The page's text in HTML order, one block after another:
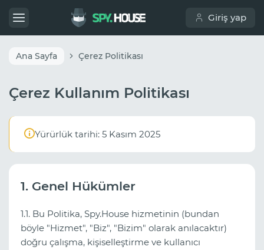
Giriş yap
Ana Sayfa Çerez Politikası
Çerez Kullanım Politikası
Yürürlük tarihi: 5 Kasım 2025
1. Genel Hükümler
1.1. Bu Politika, Spy.House hizmetinin (bundan
böyle "Hizmet", "Biz", "Bizim" olarak anılacaktır)
doğru çalışma, kişiselleştirme ve kullanıcı